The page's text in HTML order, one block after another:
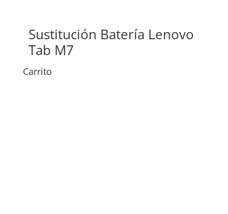
Sustitución Batería Lenovo
Tab M7
Carrito